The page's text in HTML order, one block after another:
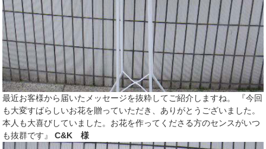
最近お客様から届いたメッセージを抜粋してご紹介しますね。 『今回
も大変すばらしいお花を贈っていただき、ありがとうございました。
本人も大喜びしていました。お花を作ってくださる方のセンスがいつ
も抜群です』C&K 様